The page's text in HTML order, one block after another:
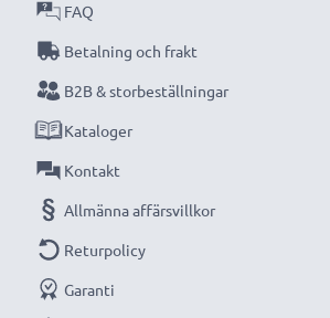
FAQ
Betalning och frakt
B2B & storbeställningar
Kataloger
Kontakt
Allmänna affärsvillkor
Returpolicy
Garanti